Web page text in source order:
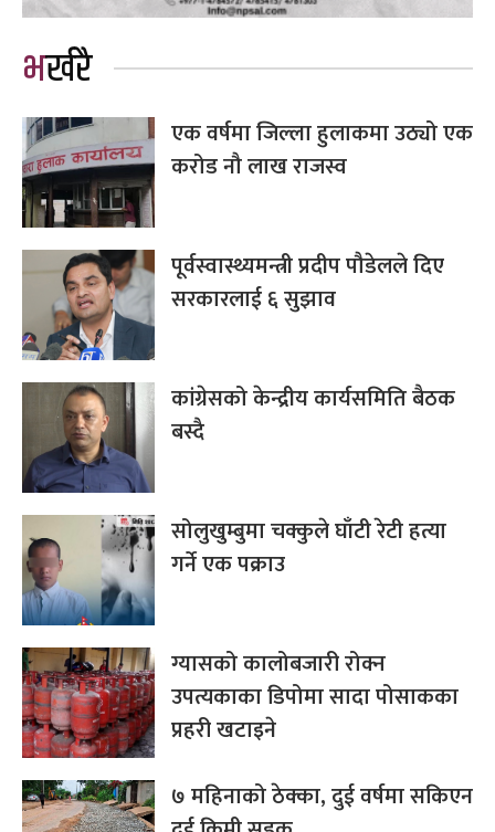
भर्खरै
एक वर्षमा जिल्ला हुलाकमा उठ्यो एक
करोड नौ लाख राजस्व
पूर्वस्वास्थ्यमन्त्री प्रदीप पौडेलले दिए
सरकारलाई ६ सुझाव
कांग्रेसको केन्द्रीय कार्यसमिति बैठक
बस्दै
सोलुखुम्बुमा चक्कुले घाँटी रेटी हत्या
गर्ने एक पक्राउ
ग्यासको कालोबजारी रोक्न
उपत्यकाका डिपोमा सादा पोसाकका
प्रहरी खटाइने
७ महिनाको ठेक्का, दुई वर्षमा सकिएन